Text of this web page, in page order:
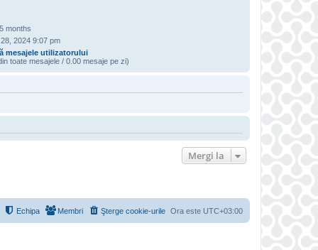
months
2024 9:07 pm
mesajele utilizatorului
toate mesajele / 0.00 mesaje pe zi)
Mergi la
Ora este UTC+03:00
Şterge cookie-urile
Membri
Echipa